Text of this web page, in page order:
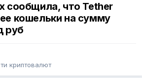
сообщила, что Tether
кошельки на сумму
руб
криптовалют